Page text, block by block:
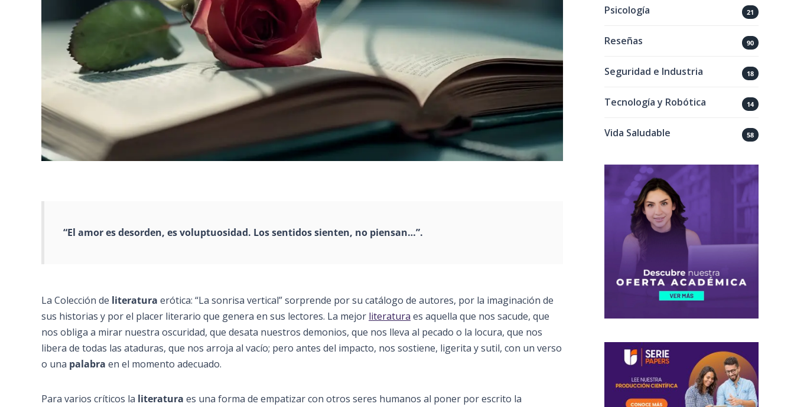
“El amor es desorden, es voluptuosidad. Los sentidos sienten, no piensan…”.
La Colección de literatura erótica: “La sonrisa vertical” sorprende por su catálogo de autores, por la imaginación de
sus historias y por el placer literario que genera en sus lectores. La mejor literatura es aquella que nos sacude, que
nos obliga a mirar nuestra oscuridad, que desata nuestros demonios, que nos lleva al pecado o la locura, que nos
libera de todas las ataduras, que nos arroja al vacío; pero antes del impacto, nos sostiene, ligerita y sutil, con un verso
o una palabra en el momento adecuado.
Para varios críticos la literatura es una forma de empatizar con otros seres humanos al poner por escrito la
Psicología 21
Reseñas 90
Seguridad e Industria 18
Tecnología y Robótica 14
Vida Saludable 58